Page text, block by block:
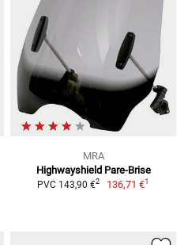
MRA
Highwayshield Pare-Brise
PVC 143,90 €2 136,71 €1